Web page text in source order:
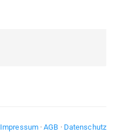
Impressum·AGB · Datenschutz